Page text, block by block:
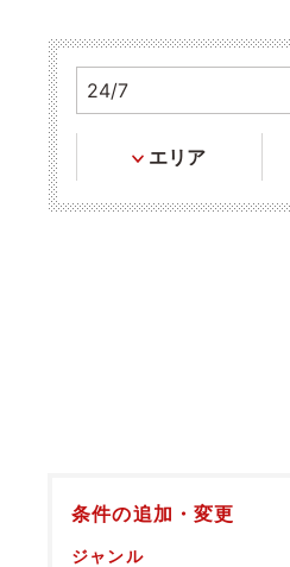
エリア
条件の追加・変更
ジャンル